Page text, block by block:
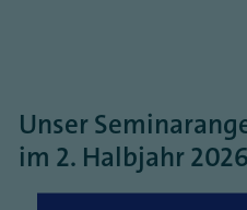
Unser
im 2. Halbjahr 2026